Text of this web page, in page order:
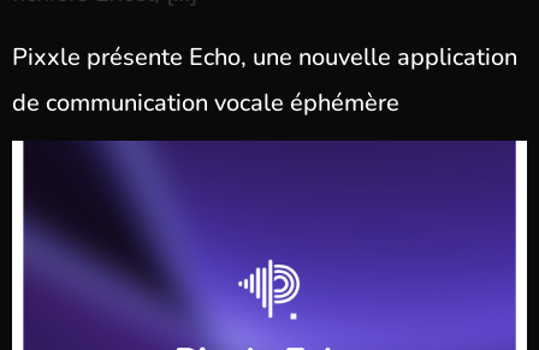
Pixxle présente Echo, une nouvelle application
de communication vocale éphémère